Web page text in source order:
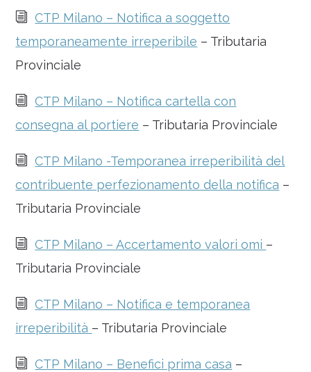
i
CTP Milano – Notifica a soggetto
temporaneamente irreperibile – Tributaria
Provinciale
i
CTP Milano – Notifica cartella con
consegna al portiere – Tributaria Provinciale
i
CTP Milano -Temporanea irreperibilità del
contribuente perfezionamento della notifica –
Tributaria Provinciale
i CTP Milano – Accertamento valori omi –
Tributaria Provinciale
i
CTP Milano – Notifica e temporanea
irreperibilità – Tributaria Provinciale
i CTP Milano – Benefici prima casa –